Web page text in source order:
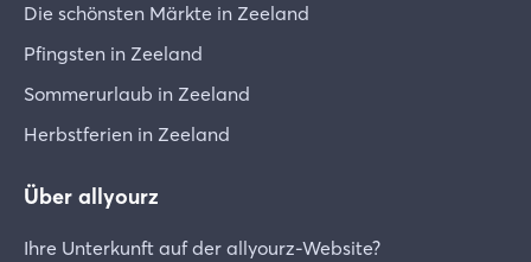
Die schönsten Märkte in Zeeland
Pfingsten in Zeeland
Sommerurlaub in Zeeland
Herbstferien in Zeeland
Über allyourz
Ihre Unterkunft auf der allyourz-Website?